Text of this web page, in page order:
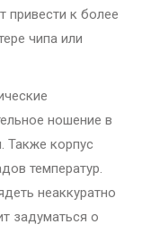
привести к более
чипа или
ношение в
Также корпус
температур.
неаккуратно
задуматься о